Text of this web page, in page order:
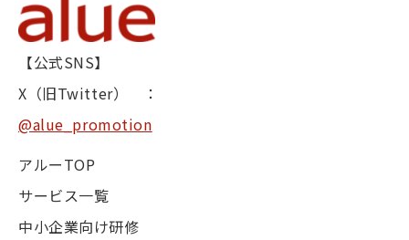
【公式SNS】
X（旧Twitter） ：
@alue_promotion
アルーTOP
サービス一覧
中小企業向け研修